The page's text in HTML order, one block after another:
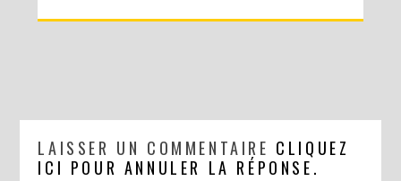
LAISSER UN COMMENTAIRE CLIQUEZ
ICI POUR ANNULER LA RÉPONSE.